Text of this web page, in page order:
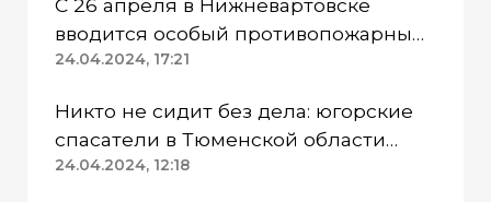
С 26 апреля в Нижневартовске
вводится особый противопожарный
режим
24.04.2024, 17:21
Никто не сидит без дела: югорские
спасатели в Тюменской области
работают в две смены
24.04.2024, 12:18